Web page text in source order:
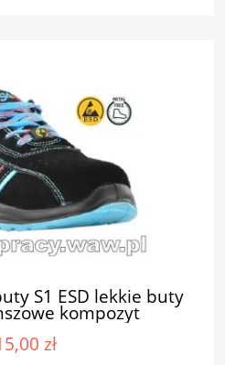
S1 ESD lekkie buty
kompozyt
zł